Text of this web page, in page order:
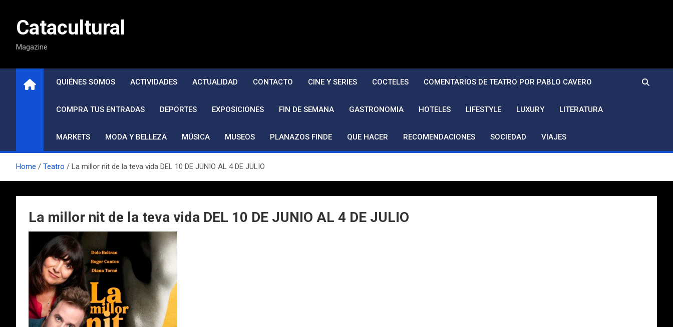
contenidoCatacultural
Magazine
QUIÉNES SOMOS ACTIVIDADES ACTUALIDAD CONTACTO CINE Y SERIES COCTELES COMENTARIOS DE TEATRO POR PABLO CAVERO
COMPRA TUS ENTRADAS DEPORTES EXPOSICIONES FIN DE SEMANA GASTRONOMIA HOTELES LIFESTYLE LUXURY LITERATURA
MARKETS MODA Y BELLEZA MÚSICA MUSEOS PLANAZOS FINDE QUE HACER RECOMENDACIONES SOCIEDAD VIAJES
Home Teatro La millor nit de la teva vida DEL 10 DE JUNIO AL 4 DE JULIO
La millor nit de la teva vida DEL 10 DE JUNIO AL 4 DE JULIO